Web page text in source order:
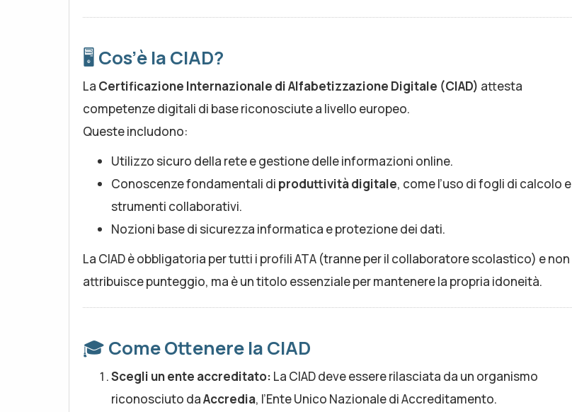
🖥️ Cos’è la CIAD?
La Certificazione Internazionale di Alfabetizzazione Digitale (CIAD) attesta
competenze digitali di base riconosciute a livello europeo.
Queste includono:
Utilizzo sicuro della rete e gestione delle informazioni online.
Conoscenze fondamentali di produttività digitale, come l’uso di fogli di calcolo e
strumenti collaborativi.
Nozioni base di sicurezza informatica e protezione dei dati.
La CIAD è obbligatoria per tutti i profili ATA (tranne per il collaboratore scolastico) e non
attribuisce punteggio, ma è un titolo essenziale per mantenere la propria idoneità.
🎓 Come Ottenere la CIAD
Scegli un ente accreditato: La CIAD deve essere rilasciata da un organismo
riconosciuto daAccredia, l’Ente Unico Nazionale di Accreditamento.